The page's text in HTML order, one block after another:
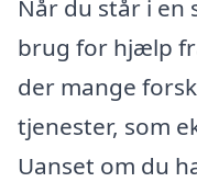
Når du står i
brug for hjælp
der mange
tjenester, som
Uanset om du